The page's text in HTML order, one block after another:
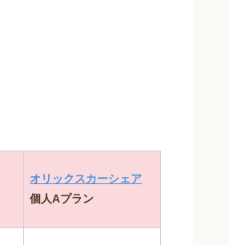
オリックスカーシェア
個人Aプラン